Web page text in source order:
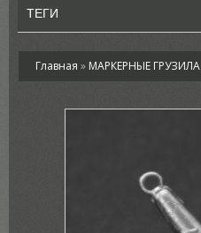
ТЕГИ
Главная » МАРКЕРНЫЕ ГРУЗИЛА